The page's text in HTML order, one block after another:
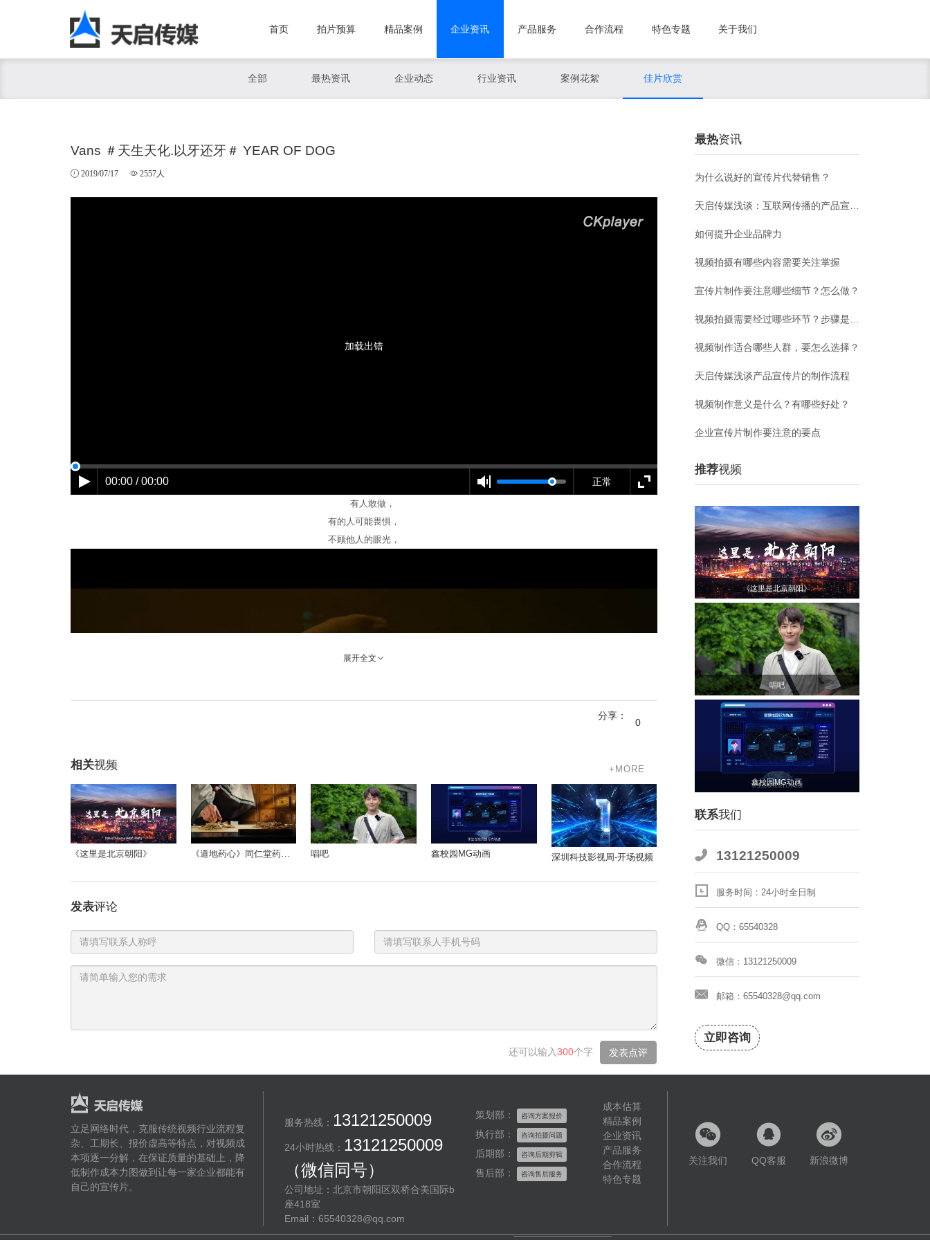
首页 拍片预算 精品案例 企业资讯 产品服务 合作流程 特色专题 关于我们
全部 最热资讯 企业动态 行业资讯 案例花絮 佳片欣赏
Vans ＃天生天化.以牙还牙＃ YEAR OF DOG
2019/07/17 2557人
00:00 / 00:00 正常
加载出错
有人敢做，
有的人可能畏惧，
不顾他人的眼光，
这一点点不一样，
展开全文
0
分享：
相关视频 +MORE
《这里是北京朝阳》 《道地药心》同仁堂药材参茸宣传片 唱吧 鑫校园MG动画 深圳科技影视周-开场视频
发表评论
系
人
话
号
还可以输入300个字 发表点评
最热资讯
为什么说好的宣传片代替销售？
如何提升企业品牌力
视频拍摄有哪些内容需要关注掌握
宣传片制作要注意哪些细节？怎么做？
视频制作适合哪些人群，要怎么选择？
天启传媒浅谈产品宣传片的制作流程
视频制作意义是什么？有哪些好处？
企业宣传片制作要注意的要点
推荐视频
《这里是北京朝阳》
唱吧
鑫校园MG动画
联系我们
13121250009
服务时间：24小时全日制
QQ：65540328
微信：13121250009
邮箱：65540328@qq.com
立即咨询
立足网络时代，克服传统视频行业流程复
杂、工期长、报价虚高等特点，对视频成
本项逐一分解，在保证质量的基础上，降
低制作成本力图做到让每一家企业都能有
自己的宣传片。
服务热线： 13121250009
24小时热线： 13121250009
（微信同号）
公司地址：北京市朝阳区双桥合美国际b
座418室
Email：65540328@qq.com
策划部： 咨询方案报价
执行部： 咨询拍摄问题
后期部： 咨询后期剪辑
售后部： 咨询售后服务
成本估算
精品案例
企业资讯
产品服务
合作流程
特色专题
关注我们 QQ客服 新浪微博